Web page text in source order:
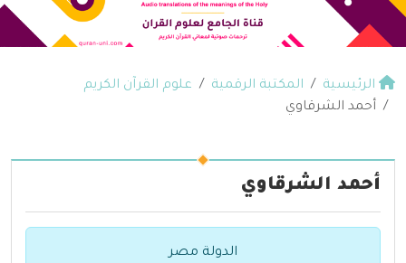
الرئيسية المكتبة الرقمية
علوم القرآن الكريم
أحمد الشرقاوي
أحمد الشرقاوي
الدولة مصر